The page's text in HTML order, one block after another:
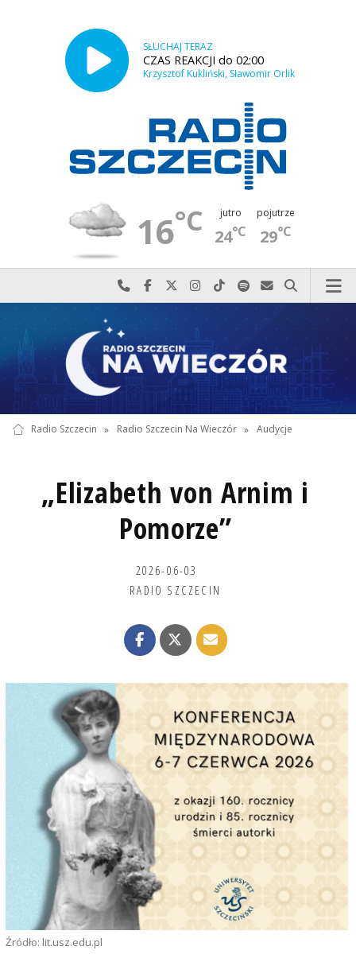
SŁUCHAJ TERAZ
CZAS REAKCJI do 02:00
Krzysztof Kukliński, Sławomir Orlik
16°C jutro
24°C
pojutrze
29°C
Najlepiej po prostu do nas zadzwoń
Odwiedź nas na Facebook-u
Odwiedź nas na X
Odwiedź nas na Instagram-ie
Odwiedź nas na TikTok-u
Szukaj nas na Spotify
Wyślij do nas
Szukaj
Radio Szczecin » Radio Szczecin Na Wieczór » Audycje
„Elizabeth von Arnim i
Pomorze”
2026-06-03
RADIO SZCZECIN
Źródło: lit.usz.edu.pl